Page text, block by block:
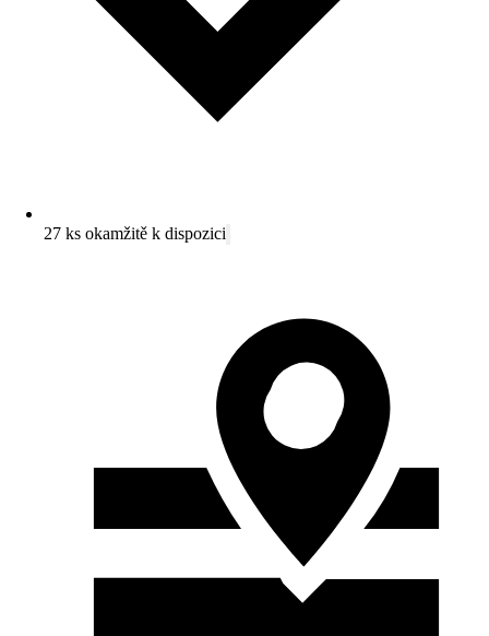
27 ks okamžitě k dispozici